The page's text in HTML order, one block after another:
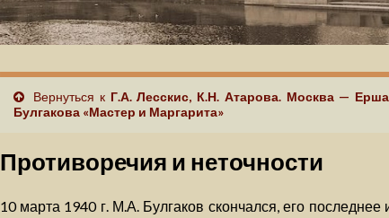
Вернуться к Г.А. Лесскис, К.Н. Атарова. Москва —
Булгакова «Мастер и Маргарита»
Противоречия и неточности
10 марта 1940 г. М.А. Булгаков скончался, его